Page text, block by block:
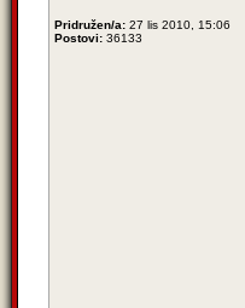
Pridružen/a: 27 lis 2010, 15:06
Postovi: 36133